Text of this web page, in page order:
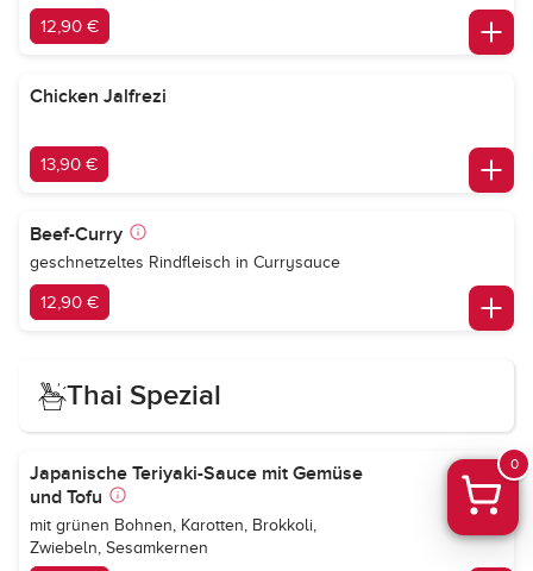
12,90 €
Chicken Jalfrezi
13,90 €
Beef-Curry
geschnetzeltes Rindfleisch in Currysauce
12,90 €
Thai Spezial
Japanische Teriyaki-Sauce mit Gemüse
und Tofu
mit grünen Bohnen, Karotten, Brokkoli,
Zwiebeln, Sesamkernen
0